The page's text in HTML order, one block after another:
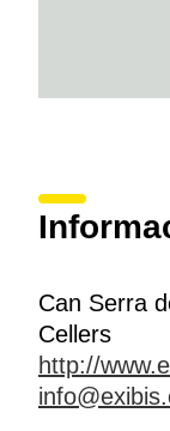
Can Serra
Cellers
http://